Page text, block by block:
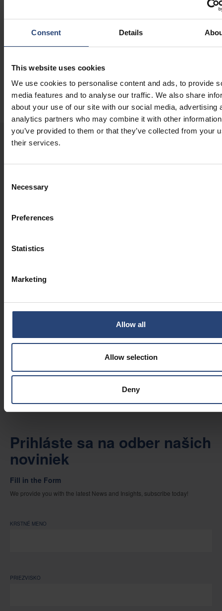
Consent Details
This website uses cookies
We use cookies to personalise content and ads, to provide
media features and to analyse our traffic. We also share
about your use of our site with our social media, advertising
analytics partners who may combine it with other
you’ve provided to them or that they’ve collected from your
their services.
Selection
Necessary
Preferences
Statistics
Marketing
Allow all
Allow selection
Deny
o našej kompletnej ponuke riešení v oblasti obalov z
výpočet potenciálnych finančných a environmentálnych
úspor.
Globálna sieť inžinierov:250 inžinierskych odborníkov vo
viac ako 30 lokalitách.
POSTREHY
svoje prevádzky regionálnym
utrpela jednotnosť
Prihláste sa na odber našich
noviniek
Fill in the Form
We provide you with the latest News and Insights, subscribe today!
KRSTNÉ MENO
PRIEZVISKO